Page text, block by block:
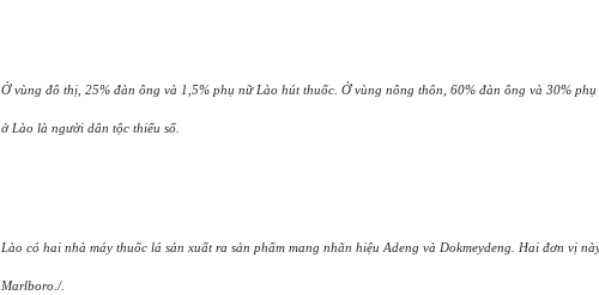
Ở vùng đô thị, 25% đàn ông và 1,5% phụ nữ Lào hút thuốc. Ở vùng nông thôn, 60% đàn ông và 30%
ở Lào là người dân tộc thiểu số.
Lào có hai nhà máy thuốc lá sản xuất ra sản phẩm mang nhãn hiệu Adeng và Dokmeydeng. Hai đơn vị
Marlboro./.